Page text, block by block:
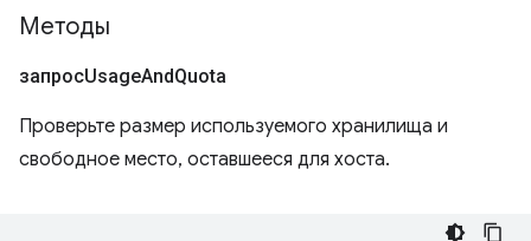
Методы
запросUsageAndQuota
Проверьте размер используемого хранилища и
свободное место, оставшееся для хоста.